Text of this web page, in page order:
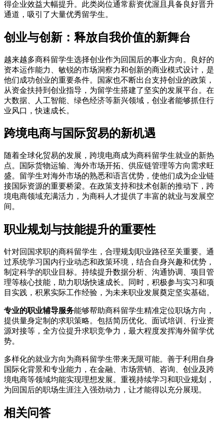
得企业效益大幅提升。此类岗位通常薪资优渥且具备良好晋升
通道，吸引了大量优秀留学生。
创业与创新：释放自我价值的新舞台
越来越多商科留学生选择创业作为回国后的事业方向。良好的
资本运作能力、敏锐的市场洞察力和创新的商业模式设计，是
他们成功创业的重要条件。国家也不断出台支持创业的政策，
从资金扶持到创业指导，为留学生搭建了坚实的发展平台。在
大数据、人工智能、绿色经济等新兴领域，创业者能够抓住行
业风口，快速成长。
跨境电商与国际贸易的新机遇
随着全球化贸易的发展，跨境电商成为商科留学生就业的新热
点。国际货物运输、海外市场开拓、供应链管理等方向需求旺
盛。留学生对海外市场的熟悉和语言优势，使他们成为企业链
接国际资源的重要桥梁。在政策支持和技术创新的推动下，跨
境电商领域充满活力，为商科人才提供了丰富的就业与发展空
间。
职业规划与技能提升的重要性
针对回国求职的商科留学生，合理规划职业路径至关重要。通
过系统学习国内行业动态和政策环境，结合自身兴趣和优势，
制定科学的职业目标。持续提升数据分析、沟通协调、项目管
理等核心技能，助力职场快速成长。同时，积极参与实习和项
目实践，积累实际工作经验，为未来职业发展奠定坚实基础。
专业的职业辅导服务能够帮助商科留学生精准定位职场方向，
提供量身定制的求职策略。包括简历优化、面试培训、行业资
源对接等，全方位提升求职竞争力，最大程度发挥海外留学优
势。
多样化的就业方向为商科留学生带来无限可能。善于利用自身
国际化背景和专业能力，在金融、市场营销、咨询、创业及跨
境电商等领域均能实现理想发展。重视持续学习和职业规划，
为回国后的职场生涯注入强劲动力，让才能得以充分展现。
相关问答